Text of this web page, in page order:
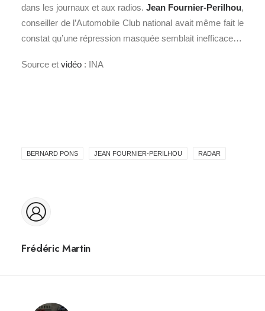
dans les journaux et aux radios. Jean Fournier-Perilhou,
conseiller de l’Automobile Club national avait même fait le
constat qu’une répression masquée semblait inefficace…
Source et vidéo : INA
BERNARD PONS JEAN FOURNIER-PERILHOU RADAR
Frédéric Martin